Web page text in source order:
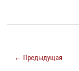
← Предыдущая